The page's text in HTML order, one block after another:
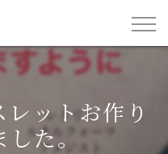
ットお作り
た。